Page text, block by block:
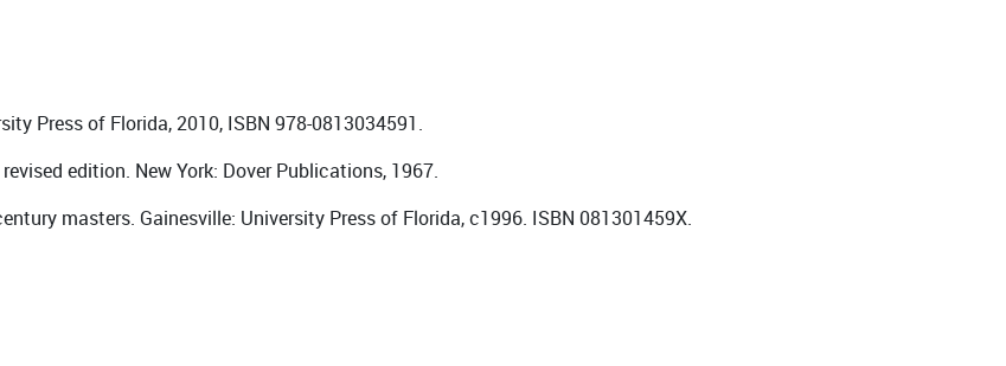
Press of Florida, 2010, ISBN 978-0813034591.
edition. New York: Dover Publications, 1967.
masters. Gainesville: University Press of Florida, c1996. ISBN 081301459X.